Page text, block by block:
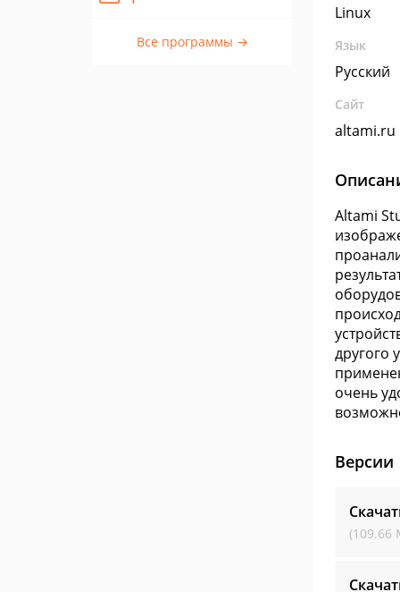
Все программы →
Linux
Язык
Русский
Сайт
altami.ru
Altami
другого
очень
Версии
(109.66